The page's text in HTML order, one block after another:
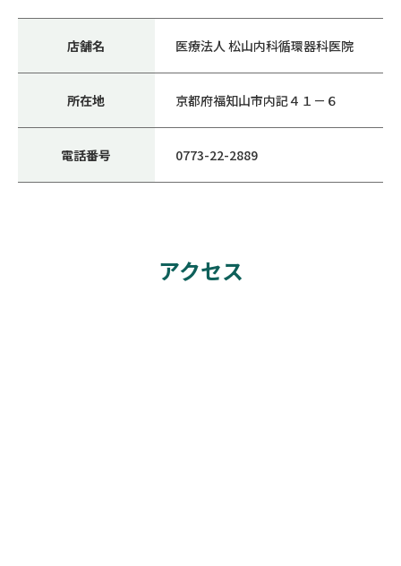
店舗名 医療法人 松山内科循環器科医院
所在地 京都府福知山市内記４１－６
電話番号 0773-22-2889
アクセス